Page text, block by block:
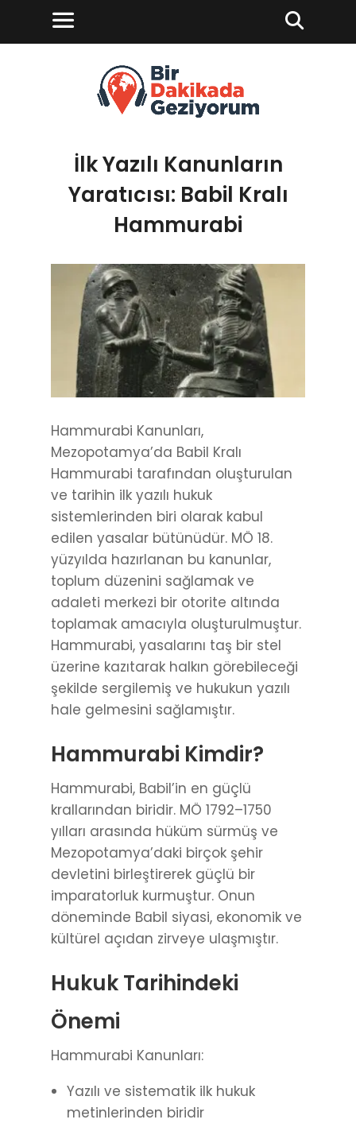
İlk Yazılı Kanunların
Yaratıcısı: Babil Kralı
Hammurabi
Hammurabi Kanunları,
Mezopotamya’da Babil Kralı
Hammurabi tarafından oluşturulan
ve tarihin ilk yazılı hukuk
sistemlerinden biri olarak kabul
edilen yasalar bütünüdür. MÖ 18.
yüzyılda hazırlanan bu kanunlar,
toplum düzenini sağlamak ve
adaleti merkezi bir otorite altında
toplamak amacıyla oluşturulmuştur.
Hammurabi, yasalarını taş bir stel
üzerine kazıtarak halkın görebileceği
şekilde sergilemiş ve hukukun yazılı
hale gelmesini sağlamıştır.
Hammurabi Kimdir?
Hammurabi, Babil’in en güçlü
krallarından biridir. MÖ 1792–1750
yılları arasında hüküm sürmüş ve
Mezopotamya’daki birçok şehir
devletini birleştirerek güçlü bir
imparatorluk kurmuştur. Onun
döneminde Babil siyasi, ekonomik ve
kültürel açıdan zirveye ulaşmıştır.
Hukuk Tarihindeki
Önemi
Hammurabi Kanunları:
Yazılı ve sistematik ilk hukuk
metinlerinden biridir